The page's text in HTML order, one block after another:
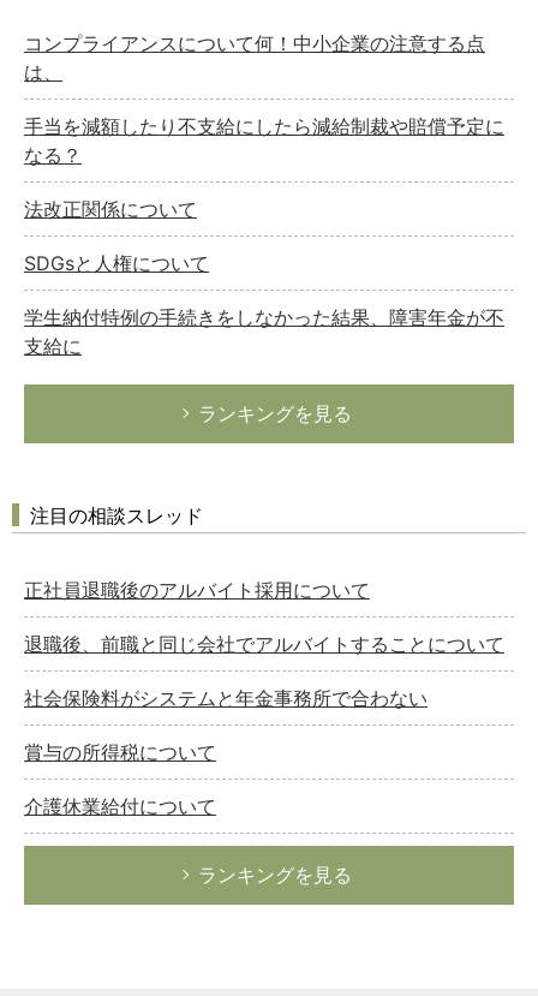
コンプライアンスについて何！中小企業の注意する点
は、
手当を減額したり不支給にしたら減給制裁や賠償予定に
なる？
法改正関係について
SDGsと人権について
学生納付特例の手続きをしなかった結果、障害年金が不
支給に
ランキングを見る
注目の相談スレッド
正社員退職後のアルバイト採用について
退職後、前職と同じ会社でアルバイトすることについて
社会保険料がシステムと年金事務所で合わない
賞与の所得税について
介護休業給付について
ランキングを見る